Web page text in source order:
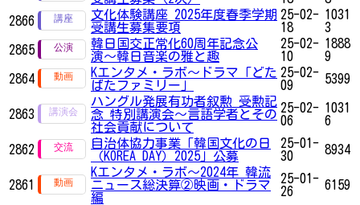
2866
文化体験講座 2025年度春季学期
受講生募集要項
25-02-
18
1031
3
2865
韓日国交正常化60周年記念公
演〜韓日音楽の雅と趣
25-02-
10
1888
9
2864
Kエンタメ・ラボ～ドラマ「どた
ばたファミリー」
25-02-
09
5399
2863
ハングル発展有功者叙勲 受勲記
念 特別講演会〜言語学者とその
社会貢献について
25-02-
06
1031
6
2862
自治体協力事業「韓国文化の日
（KOREA DAY）2025」公募
25-01-
30
8934
2861
Kエンタメ・ラボ～2024年 韓流
ニュース総決算②映画・ドラマ
編
25-01-
26
6159